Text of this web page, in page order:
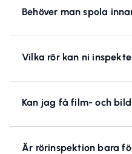
Behöver man spola
Vilka rör kan ni
Kan jag få film- och
Är rörinspektion bara